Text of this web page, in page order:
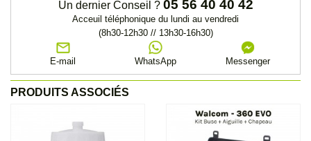
Un dernier Conseil ? 05 56 40 40 42
Acceuil téléphonique du lundi au vendredi
(8h30-12h30 // 13h30-16h30)
E-mail WhatsApp Messenger
PRODUITS ASSOCIÉS